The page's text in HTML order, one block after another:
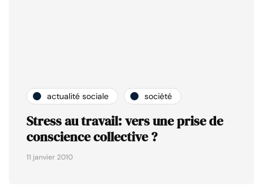
actualité sociale société
Stress au travail: vers une prise de
conscience collective ?
11 janvier 2010